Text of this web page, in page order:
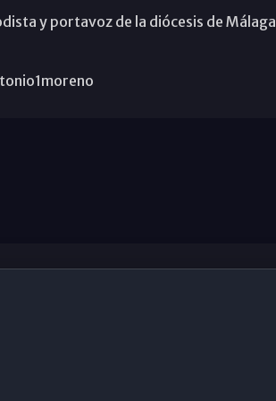
y portavoz de la diócesis de Málaga